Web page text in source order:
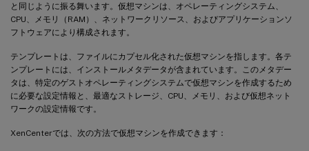
と同じように振る舞います。仮想マシンは、オペレーティングシステム、
CPU、メモリ（RAM）、ネットワークリソース、およびアプリケーションソ
フトウェアにより構成されます。
テンプレートは、ファイルにカプセル化された仮想マシンを指します。各テ
ンプレートには、インストールメタデータが含まれています。このメタデー
タは、特定のゲストオペレーティングシステムで仮想マシンを作成するため
に必要な設定情報と、最適なストレージ、CPU、メモリ、および仮想ネット
ワークの設定情報です。
XenCenterでは、次の方法で仮想マシンを作成できます：